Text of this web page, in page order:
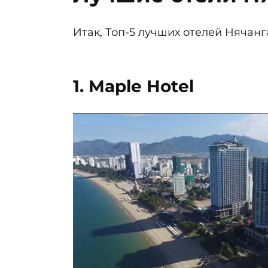
Итак, Топ-5 лучших отелей
1. Maple Hotel